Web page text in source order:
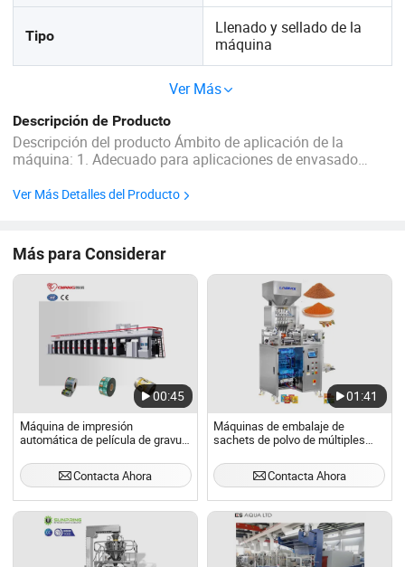
Tipo
Llenado y sellado de la
máquina
Ver Más
Descripción de Producto
Descripción del producto Ámbito de aplicación de la
máquina: 1. Adecuado para aplicaciones de envasado
planas, bolsas autoportantes y bolsas con cremallera. 2.
Ver Más Detalles del Producto
Más para Considerar
00:45
Máquina de impresión
automática de película de gravure
barato
Contacta Ahora
01:41
Máquinas de embalaje de
sachets de polvo de múltiples
profesionales
Contacta Ahora